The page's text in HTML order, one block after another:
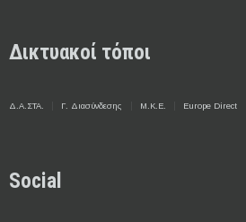
Δικτυακοί τόποι
Δ.Α.ΣΤΑ. Γ. Διασύνδεσης Μ.Κ.Ε. Europe Direct
Social